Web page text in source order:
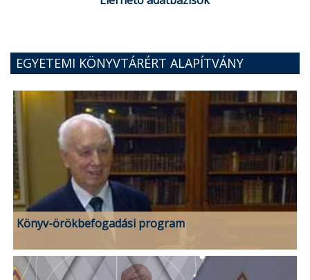
EGYETEMI KÖNYVTÁRÉRT ALAPÍTVÁNY
Könyv-örökbefogadási program